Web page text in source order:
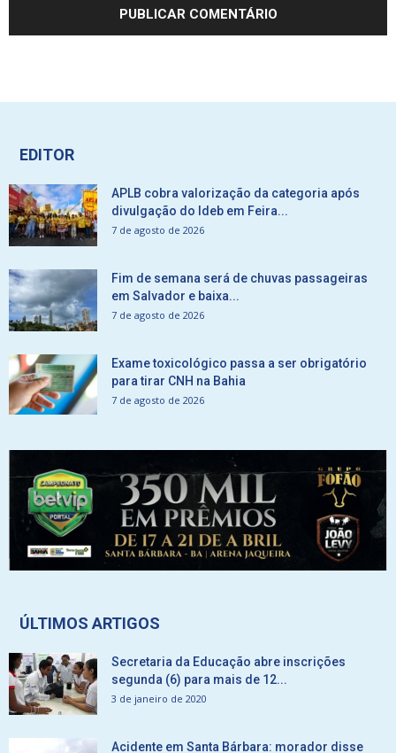
EDITOR
APLB cobra valorização da categoria após
divulgação do Ideb em Feira...
7 de agosto de 2026
Fim de semana será de chuvas passageiras
em Salvador e baixa...
7 de agosto de 2026
Exame toxicológico passa a ser obrigatório
para tirar CNH na Bahia
7 de agosto de 2026
ÚLTIMOS ARTIGOS
Secretaria da Educação abre inscrições
segunda (6) para mais de 12...
3 de janeiro de 2020
Acidente em Santa Bárbara: morador disse